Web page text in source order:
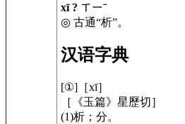
xī ? ㄒㄧˉ
◎ 古通“析”。
汉语字典
[①]［xī］
［《玉篇》星歷切］
(1)析；分。